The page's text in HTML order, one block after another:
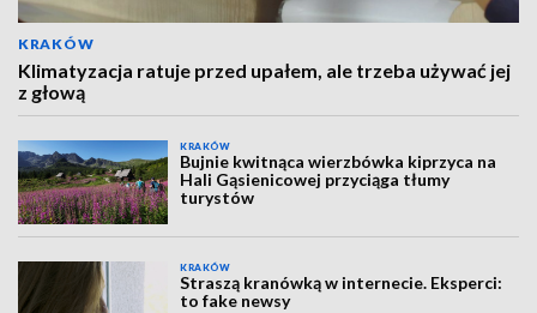
KRAKÓW
Klimatyzacja ratuje przed upałem, ale trzeba używać jej
z głową
KRAKÓW
Bujnie kwitnąca wierzbówka kiprzyca na
Hali Gąsienicowej przyciąga tłumy
turystów
KRAKÓW
Straszą kranówką w internecie. Eksperci:
to fake newsy